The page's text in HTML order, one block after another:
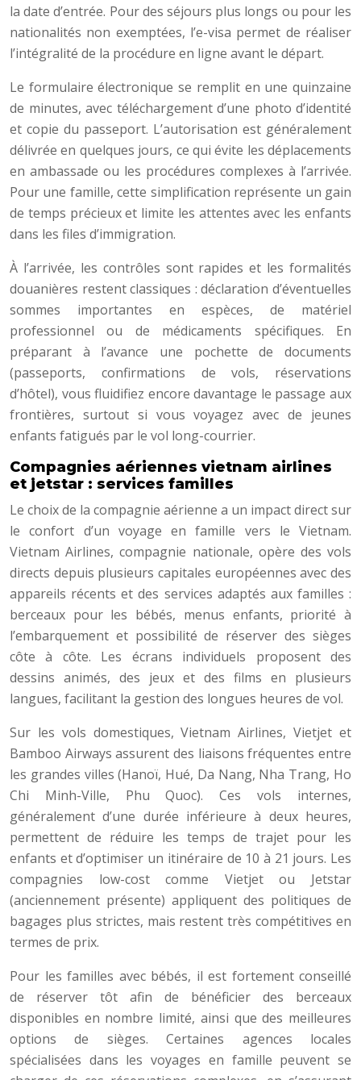
la date d’entrée. Pour des séjours plus longs ou pour les
nationalités non exemptées, l’e-visa permet de réaliser
l’intégralité de la procédure en ligne avant le départ.
Le formulaire électronique se remplit en une quinzaine
de minutes, avec téléchargement d’une photo d’identité
et copie du passeport. L’autorisation est généralement
délivrée en quelques jours, ce qui évite les déplacements
en ambassade ou les procédures complexes à l’arrivée.
Pour une famille, cette simplification représente un gain
de temps précieux et limite les attentes avec les enfants
dans les files d’immigration.
À l’arrivée, les contrôles sont rapides et les formalités
douanières restent classiques : déclaration d’éventuelles
sommes importantes en espèces, de matériel
professionnel ou de médicaments spécifiques. En
préparant à l’avance une pochette de documents
(passeports, confirmations de vols, réservations
d’hôtel), vous fluidifiez encore davantage le passage aux
frontières, surtout si vous voyagez avec de jeunes
enfants fatigués par le vol long-courrier.
Compagnies aériennes vietnam airlines
et jetstar : services familles
Le choix de la compagnie aérienne a un impact direct sur
le confort d’un voyage en famille vers le Vietnam.
Vietnam Airlines, compagnie nationale, opère des vols
directs depuis plusieurs capitales européennes avec des
appareils récents et des services adaptés aux familles :
berceaux pour les bébés, menus enfants, priorité à
l’embarquement et possibilité de réserver des sièges
côte à côte. Les écrans individuels proposent des
dessins animés, des jeux et des films en plusieurs
langues, facilitant la gestion des longues heures de vol.
Sur les vols domestiques, Vietnam Airlines, Vietjet et
Bamboo Airways assurent des liaisons fréquentes entre
les grandes villes (Hanoï, Hué, Da Nang, Nha Trang, Ho
Chi Minh-Ville, Phu Quoc). Ces vols internes,
généralement d’une durée inférieure à deux heures,
permettent de réduire les temps de trajet pour les
enfants et d’optimiser un itinéraire de 10 à 21 jours. Les
compagnies low-cost comme Vietjet ou Jetstar
(anciennement présente) appliquent des politiques de
bagages plus strictes, mais restent très compétitives en
termes de prix.
Pour les familles avec bébés, il est fortement conseillé
de réserver tôt afin de bénéficier des berceaux
disponibles en nombre limité, ainsi que des meilleures
options de sièges. Certaines agences locales
spécialisées dans les voyages en famille peuvent se